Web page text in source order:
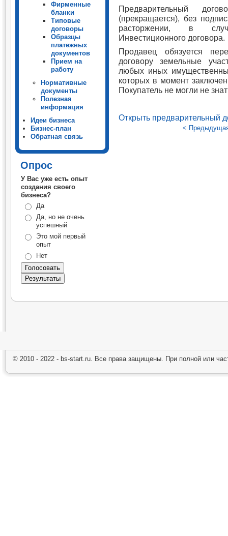
Фирменные
бланки
Типовые
договоры
Образцы
платежных
документов
Прием на
работу
Нормативные
документы
Полезная
информация
Идеи бизнеса
Бизнес-план
Обратная связь
Опрос
У Вас уже есть опыт
создания своего
бизнеса?
Да
Да, но не очень
успешный
Это мой первый
опыт
Нет
Предварительный
(прекращается), без
расторжении, в
Инвестиционного договора.
Продавец обязуется
договору земельные
любых иных
которых в момент
Покупатель не могли не
Открыть предварительный
<
© 2010 - 2022 - bs-start.ru. Все права защищены. При полной или